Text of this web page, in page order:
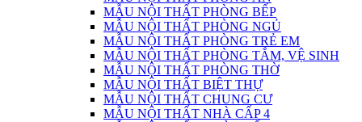
MẪU NỘI THẤT PHÒNG BẾP
MẪU NỘI THẤT PHÒNG NGỦ
MẪU NỘI THẤT PHÒNG TRẺ EM
MẪU NỘI THẤT PHÒNG TẮM, VỆ SINH
MẪU NỘI THẤT PHÒNG THỜ
MẪU NỘI THẤT BIỆT THỰ
MẪU NỘI THẤT CHUNG CƯ
MẪU NỘI THẤT NHÀ CẤP 4